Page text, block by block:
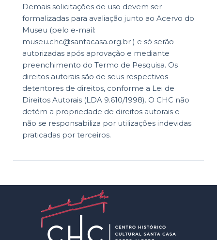
Demais solicitações de uso devem ser
formalizadas para avaliação junto ao Acervo do
Museu (pelo e-mail:
museu.chc@santacasa.org.br ) e só serão
autorizadas após aprovação e mediante
preenchimento do Termo de Pesquisa. Os
direitos autorais são de seus respectivos
detentores de direitos, conforme a Lei de
Direitos Autorais (LDA 9.610/1998). O CHC não
detém a propriedade de direitos autorais e
não se responsabiliza por utilizações indevidas
praticadas por terceiros.